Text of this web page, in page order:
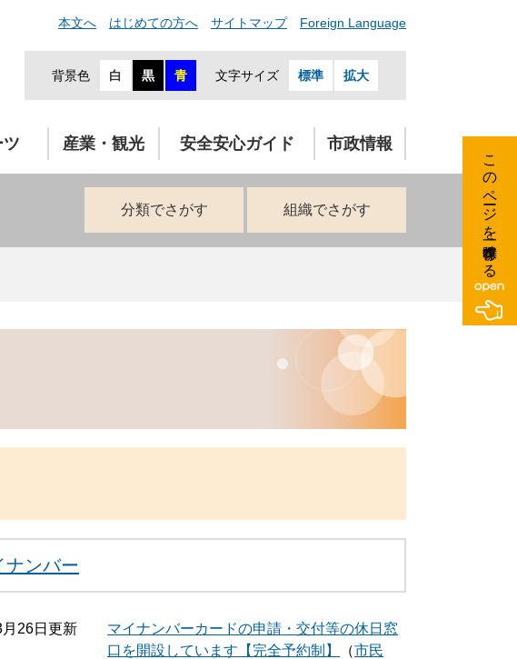
本文へ はじめての方へ サイトマップ Foreign Language
背景色 白 黒 青 文字サイズ 標準 拡大
産業・観光 安全安心ガイド 市政情報
分類でさがす 組織でさがす
ナンバー
26日更新
マイナンバーカードの申請・交付等の休日窓
口を開設しています【完全予約制】
市民
このページを一時保存する